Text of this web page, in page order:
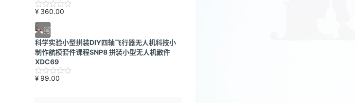
¥ 360.00
科学实验小型拼装DIY四轴飞行器无人机科技小
制作航模套件课程SNP8 拼装小型无人机散件
XDC69
¥ 99.00